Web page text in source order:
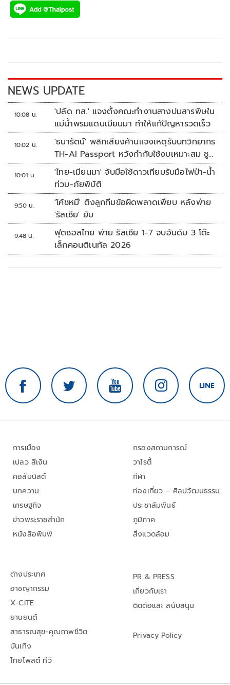
e
k
tt p
k
NEWS UPDATE
10:08 น.
'ปลัด ทส.' แจงตั้งคณะทำงานสางปมสารพิษใน
แม่น้ำพรมแดนเมียนมา ทำให้แก้ปัญหารวดเร็ว
10:02 น.
'ธนารัตน์' พลิกเสียงค้านแจงเหตุรับบทวิทยากร
TH-AI Passport หวังกำกับใช้งบเหมาะสม ชู
จุดเด่นคนไทยได้ใช้ AI ระดับโปร ลดเหลื่อมล้ำ
ทางเทคโนโลยี เซฟงบไปกว่า900ล้าน เชื่อหาก
ใช้เต็มที่เอกชนขาดทุนย่อยยับ
10:01 น.
'ไทย-เมียนมา' จับมือใช้ดาวเทียมรับมือไฟป่า-น้ำ
ท่วม-ภัยพิบัติ
9:50 น.
'โค้ชหมี' ติงลูกทีมข้อผิดพลาดเพียบ หลังพ่าย
'รัสเซีย' ยับ
9:48 น.
ฟุตซอลไทย พ่าย รัสเซีย 1-7 จบอันดับ 3 โต๊ะ
เล็กคอนติเนทัล 2026
การเมือง
เปลว สีเงิน
คอลัมนิสต์
บทความ
เศรษฐกิจ
ข่าวพระราชสำนัก
หนังสือพิมพ์
กรองสถานการณ์
วาไรตี้
กีฬา
ท่องเที่ยว – ศิลปวัฒนธรรม
ประชาสัมพันธ์
ภูมิภาค
สิ่งแวดล้อม
ต่างประเทศ
อาชญากรรม
X-CITE
ยานยนต์
สาธารณสุข-คุณภาพชีวิต
บันเทิง
ไทยโพสต์ ทีวี
PR & PRESS
เกี่ยวกับเรา
ติดต่อและ สนับสนุน
Privacy Policy